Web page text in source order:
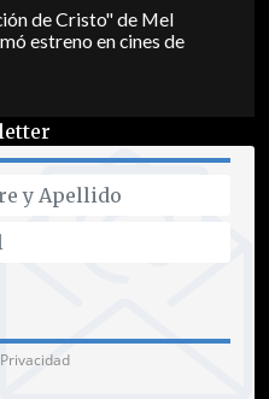
de Cristo" de Mel
estreno en cines de